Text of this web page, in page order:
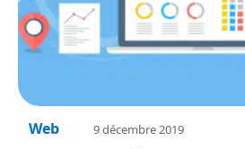
Web 9 décembre 2019